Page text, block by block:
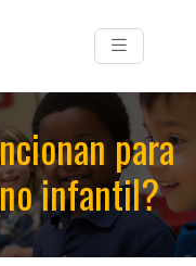
para
infantil?